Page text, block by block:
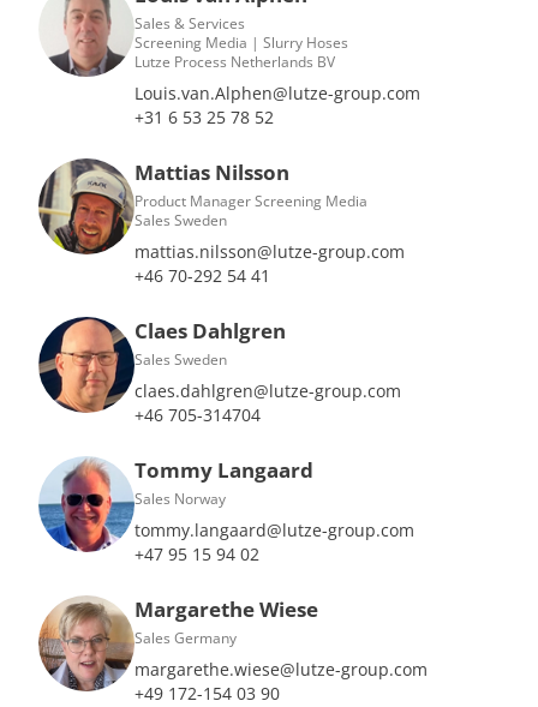
Sales & Services
Screening Media | Slurry Hoses
Lutze Process Netherlands BV
Louis.van.Alphen@lutze-group.com
+31 6 53 25 78 52
Mattias Nilsson
Product Manager Screening Media
Sales Sweden
mattias.nilsson@lutze-group.com
+46 70-292 54 41
Claes Dahlgren
Sales Sweden
claes.dahlgren@lutze-group.com
+46 705-314704
Tommy Langaard
Sales Norway
tommy.langaard@lutze-group.com
+47 95 15 94 02
Margarethe Wiese
Sales Germany
margarethe.wiese@lutze-group.com
+49 172-154 03 90